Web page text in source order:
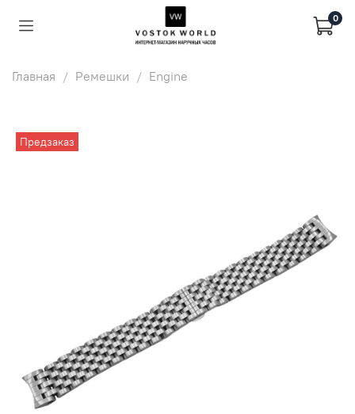
0
Главная Ремешки Engine
Предзаказ